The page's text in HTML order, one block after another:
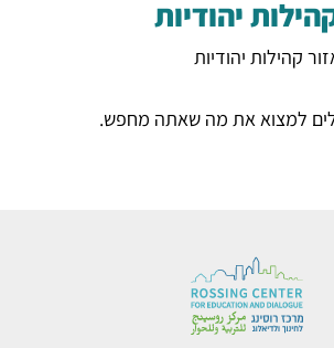
יהודיות
קהילות יהודיות
למצוא את מה שאתה מחפש.